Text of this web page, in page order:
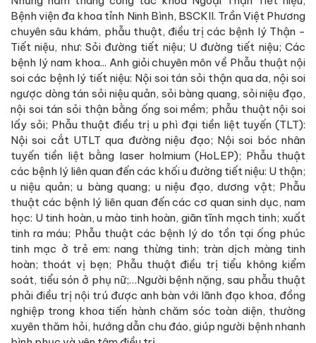
Bệnh viện đa khoa tỉnh Ninh Bình, BSCKII. Trần Việt Phương
chuyên sâu khám, phẫu thuật, điều trị các bệnh lý Thận -
Tiết niệu, như: Sỏi đường tiết niệu; U đường tiết niệu; Các
bệnh lý nam khoa... Anh giỏi chuyên môn về Phẫu thuật nội
soi các bệnh lý tiết niệu: Nội soi tán sỏi thận qua da, nội soi
ngược dòng tán sỏi niệu quản, sỏi bàng quang, sỏi niệu đạo,
nội soi tán sỏi thận bằng ống soi mềm; phẫu thuật nội soi
lấy sỏi; Phẫu thuật điều trị u phì đại tiền liệt tuyến (TLT):
Nội soi cắt UTLT qua đường niệu đạo; Nội soi bóc nhân
tuyến tiền liệt bằng laser holmium (HoLEP); Phẫu thuật
các bệnh lý liên quan đến các khối u đường tiết niệu: U thận;
u niệu quản; u bàng quang; u niệu đạo, dương vật; Phẫu
thuật các bệnh lý liên quan đến các cơ quan sinh dục, nam
học: U tinh hoàn, u mào tinh hoàn, giãn tĩnh mạch tinh; xuất
tinh ra máu; Phẫu thuật các bệnh lý do tồn tại ống phúc
tinh mạc ở trẻ em: nang thừng tinh; tràn dịch màng tinh
hoàn; thoát vị bẹn; Phẫu thuật điều trị tiểu không kiểm
soát, tiểu són ở phụ nữ;…Người bệnh nặng, sau phẫu thuật
phải điều trị nội trú được anh bàn với lãnh đạo khoa, đồng
nghiệp trong khoa tiến hành chăm sóc toàn diện, thường
xuyên thăm hỏi, hướng dẫn chu đáo, giúp người bệnh nhanh